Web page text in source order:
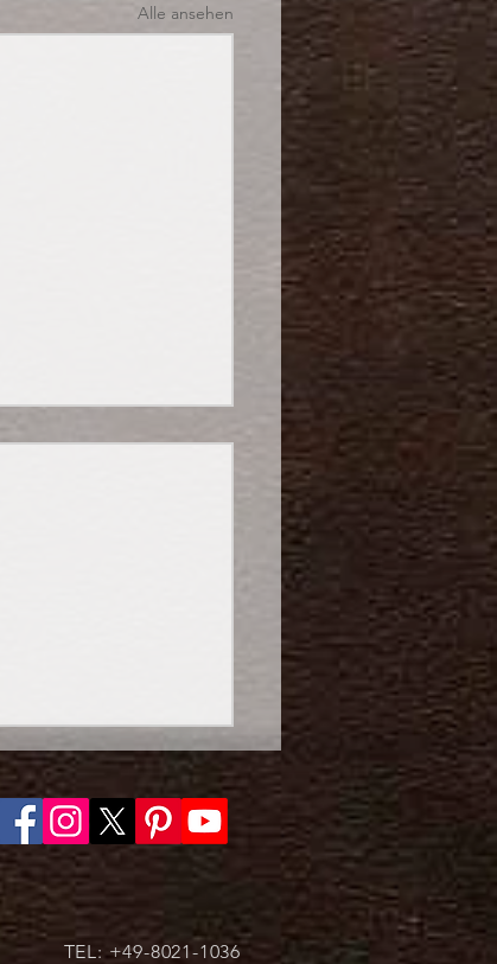
Alle ansehen
TEL: +49-8021-1036